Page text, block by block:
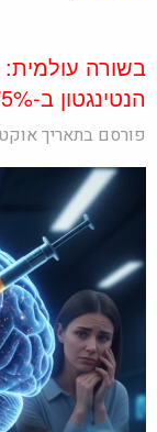
בשורה
הנטינגטון ב-75%!
פורסם בתאריך אוקטובר 5,